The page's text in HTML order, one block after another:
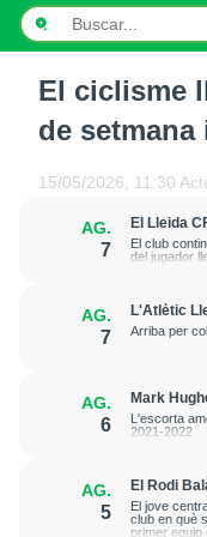
El ciclisme
de setmana
15/05/2026, 11:30
AG.
7
El Lleida
El club
del jugador
AG.
7
L'Atlètic
del central
Arriba per
AG.
6
Mark
amenaça
L'escorta
2021-2022
AG.
5
El Rodi
a la
El jove
club en què
primer equip